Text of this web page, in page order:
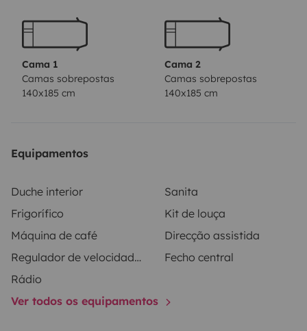
Cama 1
Camas sobrepostas
140x185 cm
Cama 2
Camas sobrepostas
140x185 cm
Equipamentos
Duche interior
Sanita
Frigorífico
Kit de louça
Máquina de café
Direcção assistida
Regulador de velocidade / Cruise Control
Fecho central
Rádio
Ver todos os equipamentos